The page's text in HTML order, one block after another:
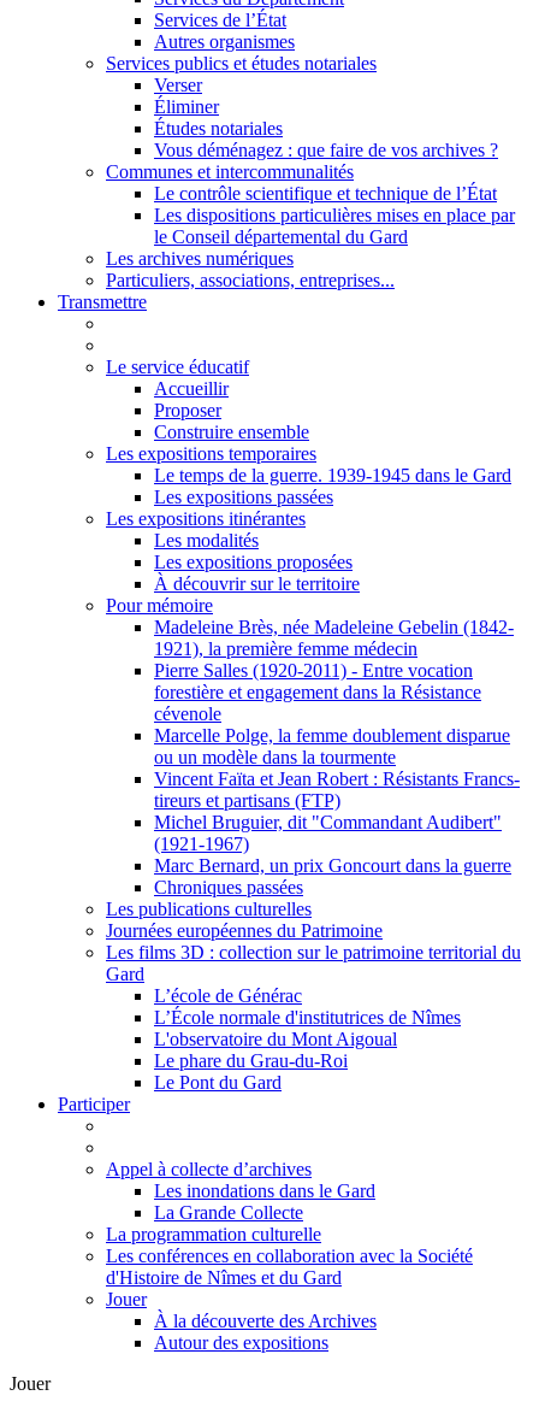
Services de l’État
Autres organismes
Services publics et études notariales
Verser
Éliminer
Études notariales
Vous déménagez : que faire de vos archives ?
Communes et intercommunalités
Le contrôle scientifique et technique de l’État
Les dispositions particulières mises en place par
le Conseil départemental du Gard
Les archives numériques
Particuliers, associations, entreprises...
Transmettre
Le service éducatif
Accueillir
Proposer
Construire ensemble
Les expositions temporaires
Le temps de la guerre. 1939-1945 dans le Gard
Les expositions passées
Les expositions itinérantes
Les modalités
Les expositions proposées
À découvrir sur le territoire
Pour mémoire
Madeleine Brès, née Madeleine Gebelin (1842-
1921), la première femme médecin
Pierre Salles (1920-2011) - Entre vocation
forestière et engagement dans la Résistance
cévenole
Marcelle Polge, la femme doublement disparue
ou un modèle dans la tourmente
Vincent Faïta et Jean Robert : Résistants Francs-
tireurs et partisans (FTP)
Michel Bruguier, dit "Commandant Audibert"
(1921-1967)
Marc Bernard, un prix Goncourt dans la guerre
Chroniques passées
Les publications culturelles
Journées européennes du Patrimoine
Les films 3D : collection sur le patrimoine territorial du
Gard
L’école de Générac
L’École normale d'institutrices de Nîmes
L'observatoire du Mont Aigoual
Le phare du Grau-du-Roi
Le Pont du Gard
Participer
Appel à collecte d’archives
Les inondations dans le Gard
La Grande Collecte
La programmation culturelle
Les conférences en collaboration avec la Société
d'Histoire de Nîmes et du Gard
Jouer
À la découverte des Archives
Autour des expositions
Jouer